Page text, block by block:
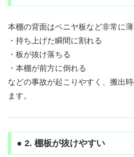
本棚の背面はベニヤ板など非常に薄
・持ち上げた瞬間に割れる
・板が抜け落ちる
・本棚が前方に倒れる
などの事故が起こりやすく、搬出
ます。
● 2. 棚板が抜けやすい